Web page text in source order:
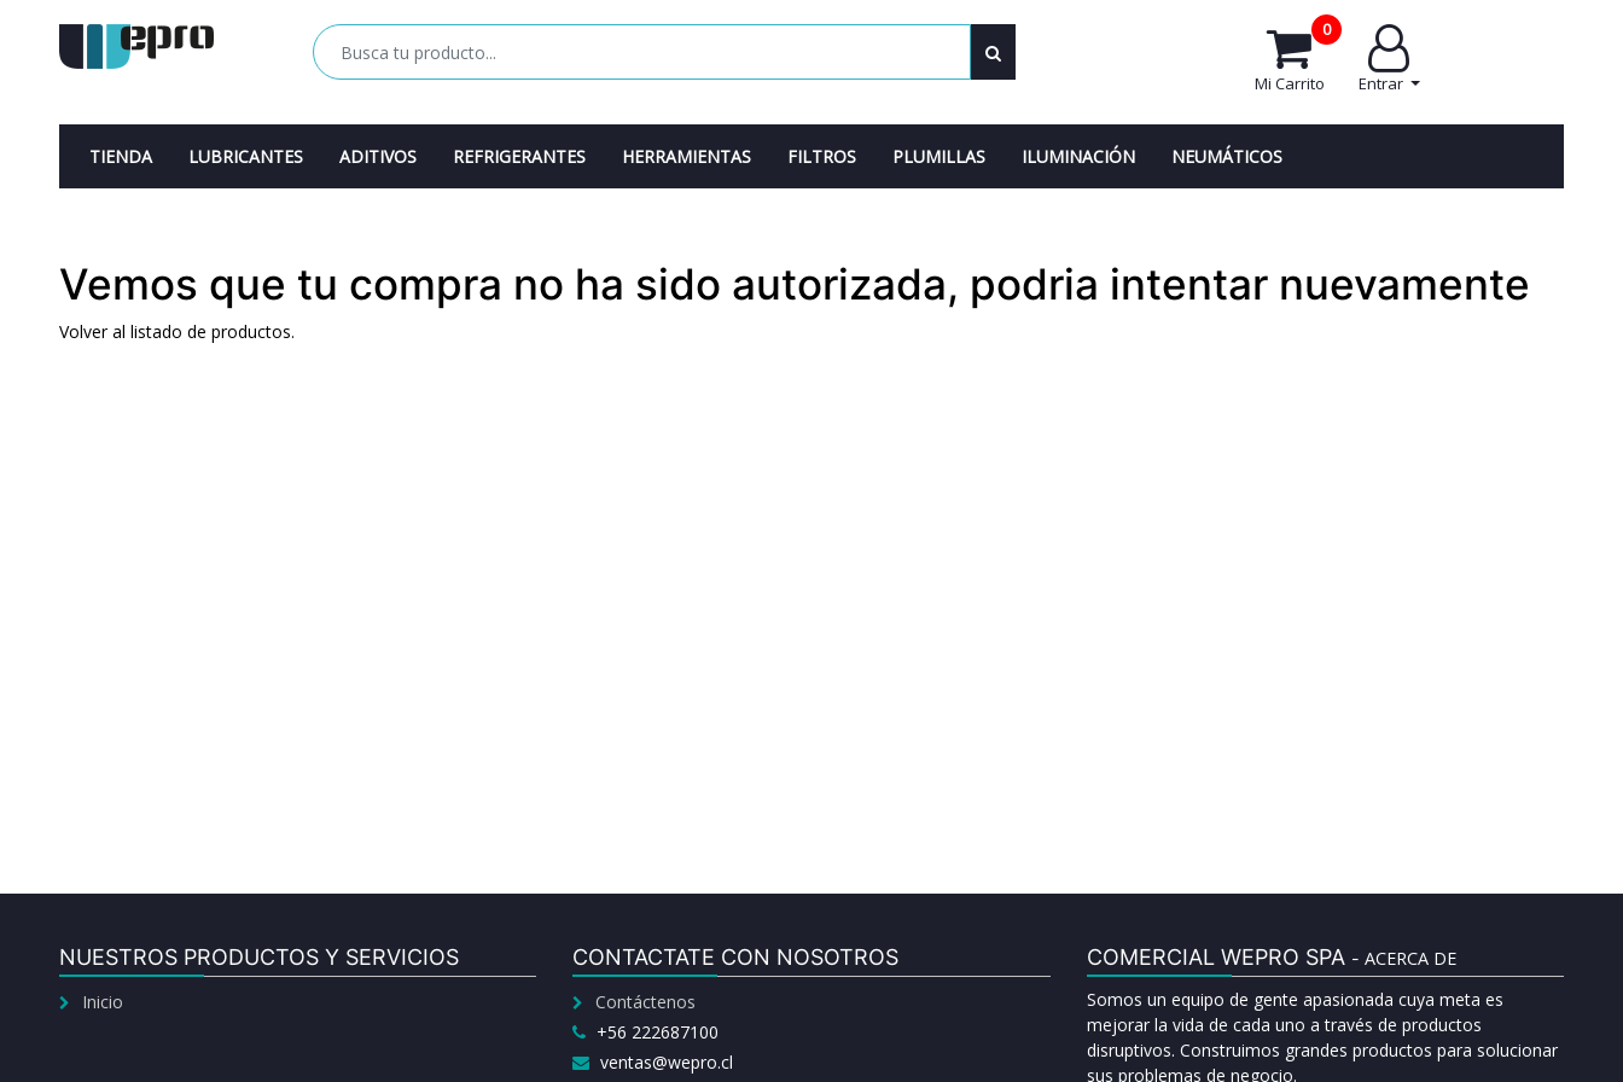
Entrar
Mi Carrito
0
TIENDA LUBRICANTES ADITIVOS REFRIGERANTES HERRAMIENTAS FILTROS PLUMILLAS ILUMINACIÓN NEUMÁTICOS
Vemos que tu compra no ha sido autorizada, podria intentar nuevamente
Volver al listado de productos.
NUESTROS PRODUCTOS Y SERVICIOS
Inicio
CONTACTATE CON NOSOTROS
Contáctenos
+56 222687100
ventas@wepro.cl
COMERCIAL WEPRO SPA - ACERCA DE
Somos un equipo de gente apasionada cuya meta es
mejorar la vida de cada uno a través de productos
disruptivos. Construimos grandes productos para solucionar
sus problemas de negocio.